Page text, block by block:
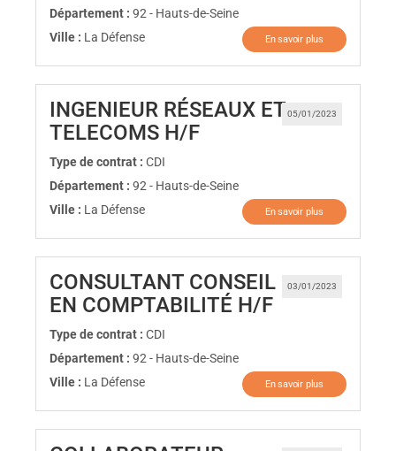
Département : 92 - Hauts-de-Seine
Ville : La Défense En savoir plus
05/01/2023
INGENIEUR RÉSEAUX ET
TELECOMS H/F(Nouvelle fenêtre)
Type de contrat : CDI
Département : 92 - Hauts-de-Seine
Ville : La Défense En savoir plus
03/01/2023
CONSULTANT CONSEIL
EN COMPTABILITÉ H/F(Nouvelle
Type de contrat : CDI
Département : 92 - Hauts-de-Seine
Ville : La Défense En savoir plus